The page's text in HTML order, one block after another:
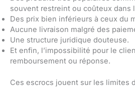
souvent restreint ou coûteux dans
Des prix bien inférieurs à ceux du
Aucune livraison malgré des
Une structure juridique douteuse.
Et enfin, l’impossibilité pour le
remboursement ou réponse.
Ces escrocs jouent sur les limites